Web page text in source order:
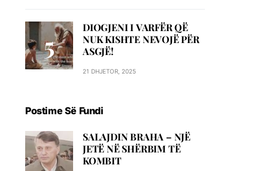
DIOGJENI I VARFËR QË
NUK KISHTE NEVOJË PËR
ASGJË!
21 DHJETOR, 2025
Postime Së Fundi
SALAJDIN BRAHA – NJЁ
JETЁ NЁ SHЁRBIM TЁ
KOMBIT